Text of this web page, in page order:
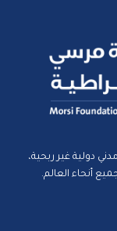
غير ربحية،
أنحاء العالم.